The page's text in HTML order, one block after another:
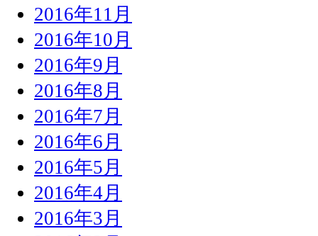
2016年11月
2016年10月
2016年9月
2016年8月
2016年7月
2016年6月
2016年5月
2016年4月
2016年3月